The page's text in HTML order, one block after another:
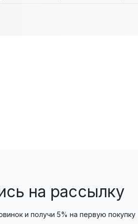
на рассылку
и получи 5% на первую покупку